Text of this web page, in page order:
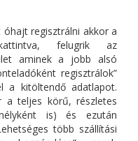
óhajt regisztrálni akkor a
felugrik az
aminek a jobb alsó
regisztrálok”
a kitöltendő adatlapot.
a teljes körű, részletes
is) és ezután
több szállítási